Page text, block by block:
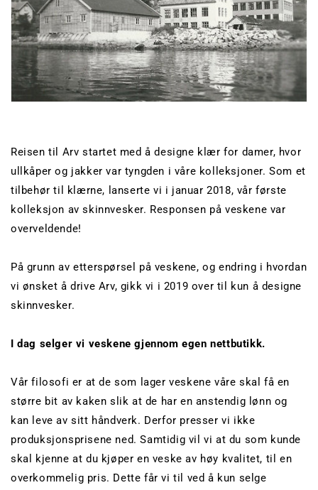
Reisen til Arv startet med å designe klær for damer, hvor
ullkåper og jakker var tyngden i våre kolleksjoner. Som et
tilbehør til klærne, lanserte vi i januar 2018, vår første
kolleksjon av skinnvesker. Responsen på veskene var
overveldende!
På grunn av etterspørsel på veskene, og endring i hvordan
vi ønsket å drive Arv, gikk vi i 2019 over til kun å designe
skinnvesker.
I dag selger vi veskene gjennom egen nettbutikk.
Vår filosofi er at de som lager veskene våre skal få en
større bit av kaken slik at de har en anstendig lønn og
kan leve av sitt håndverk. Derfor presser vi ikke
produksjonsprisene ned. Samtidig vil vi at du som kunde
skal kjenne at du kjøper en veske av høy kvalitet, til en
overkommelig pris. Dette får vi til ved å kun selge